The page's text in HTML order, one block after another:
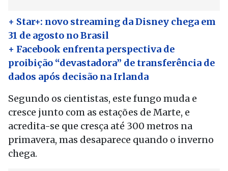
+ Star+: novo streaming da Disney chega em
31 de agosto no Brasil
+ Facebook enfrenta perspectiva de
proibição “devastadora” de transferência de
dados após decisão na Irlanda
Segundo os cientistas, este fungo muda e
cresce junto com as estações de Marte, e
acredita-se que cresça até 300 metros na
primavera, mas desaparece quando o inverno
chega.